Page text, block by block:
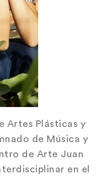
Artes Plásticas y
de Música y
de Arte Juan
en el